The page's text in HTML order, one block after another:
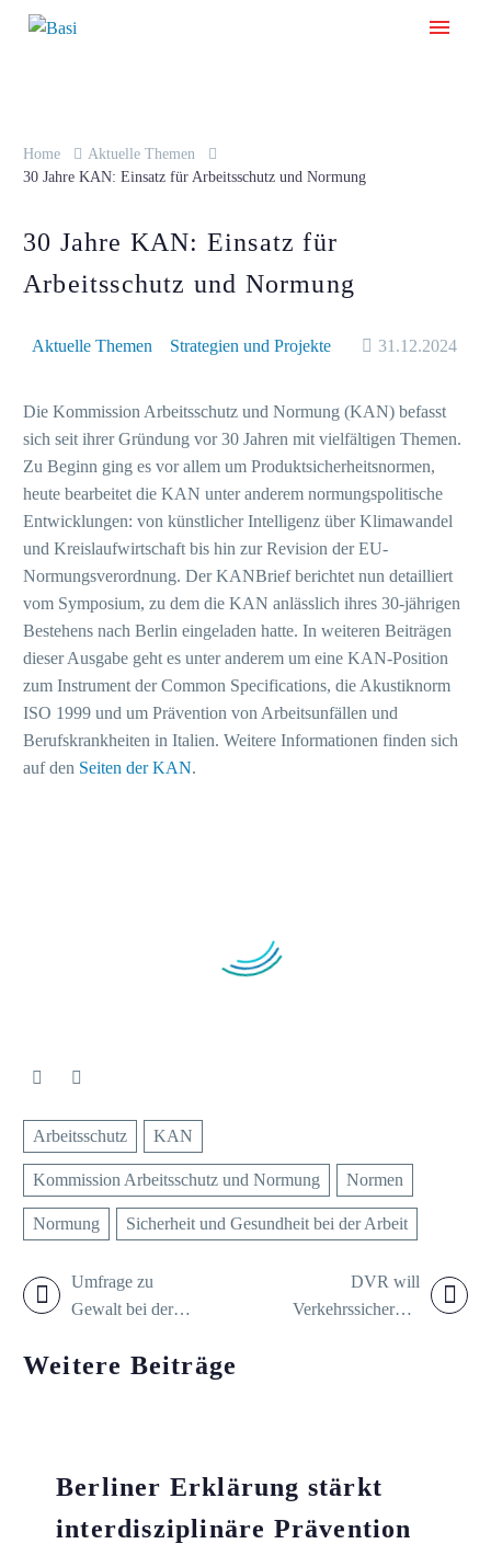
Home
Aktuelle Themen
30 Jahre KAN: Einsatz für Arbeitsschutz und Normung
30 Jahre KAN: Einsatz für
Arbeitsschutz und Normung
Aktuelle Themen Strategien und Projekte 31.12.2024
Die Kommission Arbeitsschutz und Normung (KAN) befasst
sich seit ihrer Gründung vor 30 Jahren mit vielfältigen Themen.
Zu Beginn ging es vor allem um Produktsicherheitsnormen,
heute bearbeitet die KAN unter anderem normungspolitische
Entwicklungen: von künstlicher Intelligenz über Klimawandel
und Kreislaufwirtschaft bis hin zur Revision der EU-
Normungsverordnung. Der KANBrief berichtet nun detailliert
vom Symposium, zu dem die KAN anlässlich ihres 30-jährigen
Bestehens nach Berlin eingeladen hatte. In weiteren Beiträgen
dieser Ausgabe geht es unter anderem um eine KAN-Position
zum Instrument der Common Specifications, die Akustiknorm
ISO 1999 und um Prävention von Arbeitsunfällen und
Berufskrankheiten in Italien. Weitere Informationen finden sich
auf den Seiten der KAN.
Arbeitsschutz KAN
Kommission Arbeitsschutz und Normung Normen
Normung Sicherheit und Gesundheit bei der Arbeit
Umfrage zu
Gewalt bei der
machen Problem
DVR will
Verkehrssicherheit
Weitere Beiträge
Berliner Erklärung stärkt
interdisziplinäre Prävention